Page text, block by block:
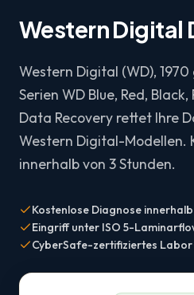
Western Digital
Western Digital (WD),
Serien WD Blue, Red,
Data Recovery rettet Ihre
Western Digital-Modellen.
innerhalb von 3 Stunden.
Kostenlose Diagnose
Eingriff unter ISO 5-
CyberSafe-zertifiziertes Labor